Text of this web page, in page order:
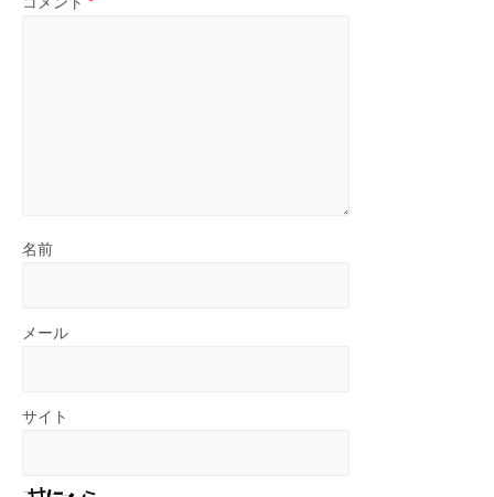
名前
メール
サイト